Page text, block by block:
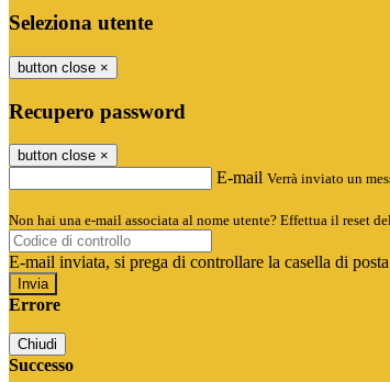
Seleziona utente
button close ×
Recupero password
button close ×
E-mail Verrà inviato un
Non hai una e-mail associata al nome utente? Effettua il reset
E-mail inviata, si prega di controllare la casella di
Errore
Chiudi
Successo